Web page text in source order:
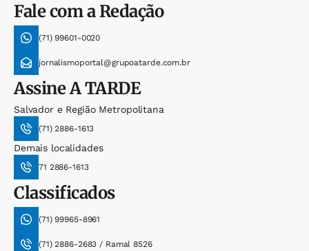
Fale com a Redação
(71) 99601-0020
jornalismoportal@grupoatarde.com.br
AssineA TARDE
Salvador e Região Metropolitana
(71) 2886-1613
Demais localidades
71 2886-1613
Classificados
(71) 99965-8961
(71) 2886-2683 / Ramal 8526